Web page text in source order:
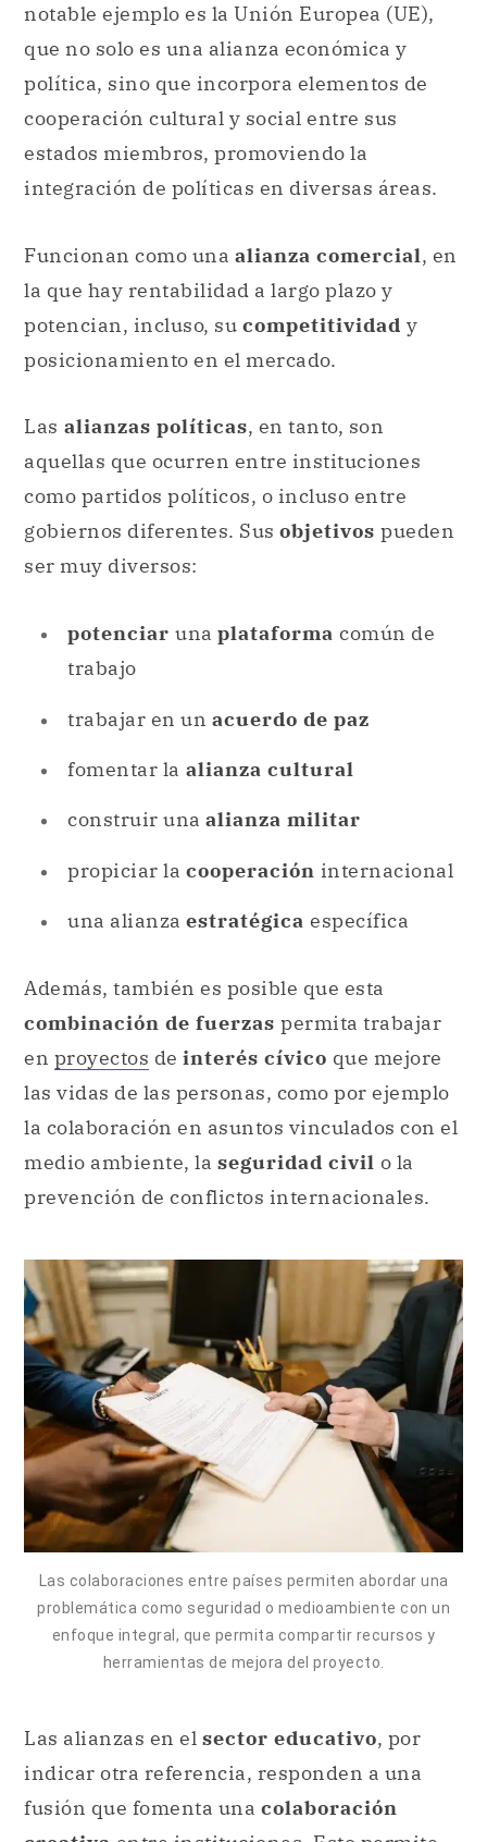
notable ejemplo es la Unión Europea (UE),
que no solo es una alianza económica y
política, sino que incorpora elementos de
cooperación cultural y social entre sus
estados miembros, promoviendo la
integración de políticas en diversas áreas.
Funcionan como una alianza comercial, en
la que hay rentabilidad a largo plazo y
potencian, incluso, su competitividad y
posicionamiento en el mercado.
Las alianzas políticas, en tanto, son
aquellas que ocurren entre instituciones
como partidos políticos, o incluso entre
gobiernos diferentes. Sus objetivos pueden
ser muy diversos:
potenciar una plataforma común de
trabajo
trabajar en un acuerdo de paz
fomentar la alianza cultural
construir una alianza militar
propiciar la cooperación internacional
una alianza estratégica específica
Además, también es posible que esta
combinación de fuerzas permita trabajar
en proyectos de interés cívico que mejore
las vidas de las personas, como por ejemplo
la colaboración en asuntos vinculados con el
medio ambiente, la seguridad civil o la
prevención de conflictos internacionales.
Las colaboraciones entre países permiten abordar una
problemática como seguridad o medioambiente con un
enfoque integral, que permita compartir recursos y
herramientas de mejora del proyecto.
Las alianzas en el sector educativo, por
indicar otra referencia, responden a una
fusión que fomenta una colaboración